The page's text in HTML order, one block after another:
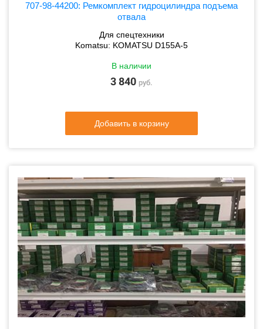
707-98-44200: Ремкомплект гидроцилиндра подъема
отвала
Для спецтехники
Komatsu: KOMATSU D155A-5
В наличии
3 840 руб.
Добавить в корзину